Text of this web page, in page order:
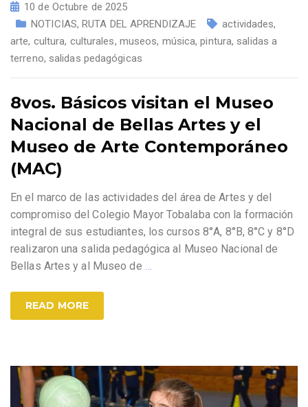
10 de Octubre de 2025
NOTICIAS, RUTA DEL APRENDIZAJE actividades,
arte, cultura, culturales, museos, música,pintura, salidas a
terreno, salidas pedagógicas
8vos. Básicos visitan el Museo
Nacional de Bellas Artes y el
Museo de Arte Contemporáneo
(MAC)
En el marco de las actividades del área de Artes y del
compromiso del Colegio Mayor Tobalaba con la formación
integral de sus estudiantes, los cursos 8°A, 8°B, 8°C y 8°D
realizaron una salida pedagógica al Museo Nacional de
Bellas Artes y al Museo de …
READ MORE